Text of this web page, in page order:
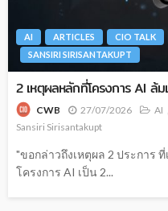
AI ARTICLES CIO TALK
SANSIRI SIRISANTAKUPT
2 เหตุผลหลักที่โครงการ AI ล้ม
CWB 27/07/2026 AI
Sansiri Sirisantakupt
"ขอกล่าวถึงเหตุผล 2 ประการ
โครงการ AI เป็น 2...